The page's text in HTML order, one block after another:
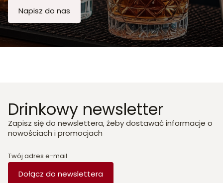
Napisz do nas
Drinkowy newsletter
Zapisz się do newslettera, żeby dostawać informacje o
nowościach i promocjach
Twój adres e-mail
Dołącz do newslettera